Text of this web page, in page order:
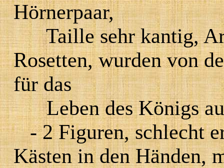
Hörnerpaar,
Taille sehr kantig,
Rosetten, wurden von
für das
Leben des Königs
- 2 Figuren, schlecht
Kästen in den Händen,